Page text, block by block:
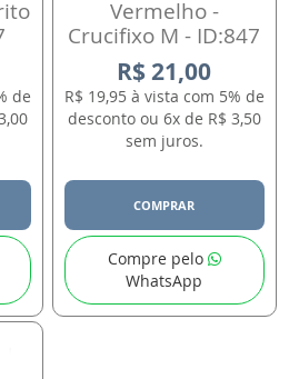
de
Vermelho -
Crucifixo M - ID:847
R$ 21,00
R$ 19,95 à vista com 5% de
desconto ou 6x de R$ 3,50
sem juros.
COMPRAR
Compre pelo
WhatsApp